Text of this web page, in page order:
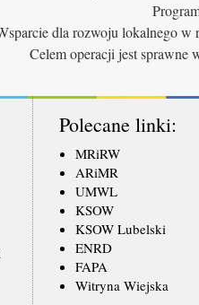
dla rozwoju lokalnego
Celem operacji jest sprawne
Polecane linki:
MRiRW
ARiMR
UMWL
KSOW
KSOW Lubelski
ENRD
FAPA
Witryna Wiejska